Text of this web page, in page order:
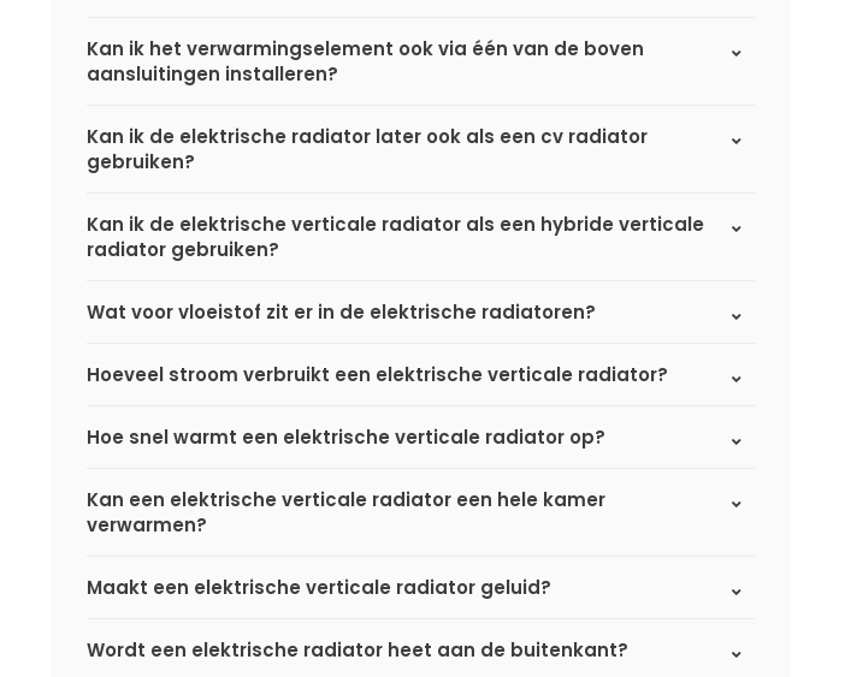
Kan ik het verwarmingselement ook via één van de boven
aansluitingen installeren?
Kan ik de elektrische radiator later ook als een cv radiator
gebruiken?
Kan ik de elektrische verticale radiator als een hybride verticale
radiator gebruiken?
Wat voor vloeistof zit er in de elektrische radiatoren?
Hoeveel stroom verbruikt een elektrische verticale radiator?
Hoe snel warmt een elektrische verticale radiator op?
Kan een elektrische verticale radiator een hele kamer
verwarmen?
Maakt een elektrische verticale radiator geluid?
Wordt een elektrische radiator heet aan de buitenkant?